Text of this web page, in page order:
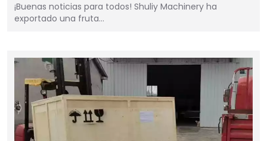
¡Buenas noticias para todos! Shuliy Machinery ha
exportado una fruta…